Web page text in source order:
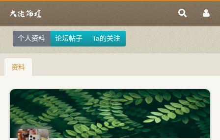
个人资料 论坛帖子 Ta的关注
资料